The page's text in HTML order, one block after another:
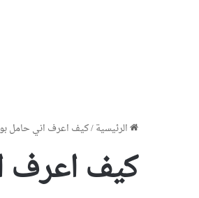
الرئيسية/كيف اعرف اني حامل
كيف اعرف